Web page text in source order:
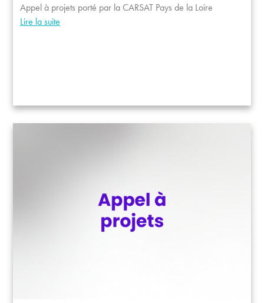
Appel à projets porté par la CARSAT Pays de la Loire
Lire la suite